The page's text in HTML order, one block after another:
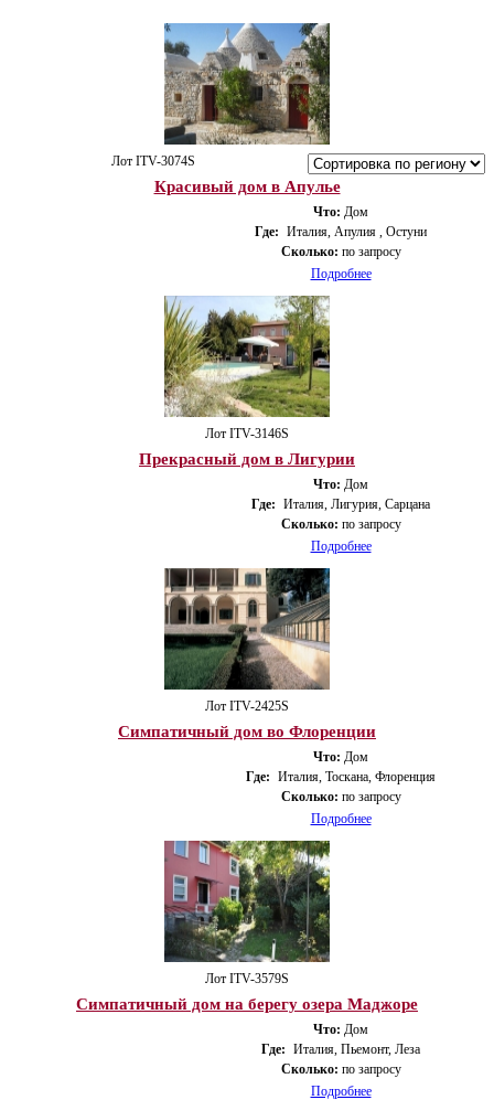
Лот ITV-3074S
Красивый дом в Апулье
Что: Дом
Где: Италия, Апулия , Остуни
Сколько: по запросу
Подробнее
Лот ITV-3146S
Прекрасный дом в Лигурии
Что: Дом
Где: Италия, Лигурия, Сарцана
Сколько: по запросу
Подробнее
Лот ITV-2425S
Симпатичный дом во Флоренции
Что: Дом
Где: Италия, Тоскана, Флоренция
Сколько: по запросу
Подробнее
Лот ITV-3579S
Симпатичный дом на берегу озера Маджоре
Что: Дом
Где: Италия, Пьемонт, Леза
Сколько: по запросу
Подробнее